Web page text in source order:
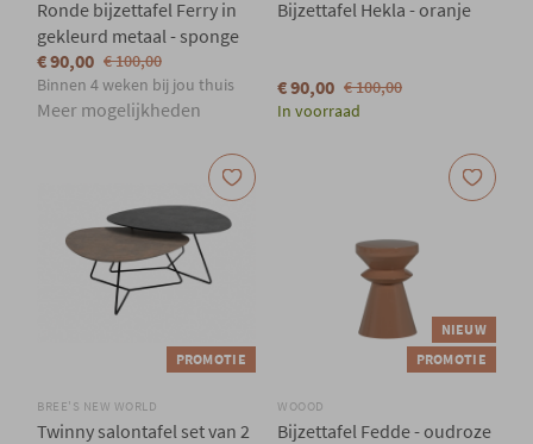
Ronde bijzettafel Ferry in
gekleurd metaal - sponge
€ 90,00 € 100,00
Binnen 4 weken bij jou thuis
Meer mogelijkheden
Bijzettafel Hekla - oranje
€ 90,00 € 100,00
In voorraad
PROMOTIE
BREE'S NEW WORLD
Twinny salontafel set van 2
NIEUW
PROMOTIE
WOOOD
Bijzettafel Fedde - oudroze